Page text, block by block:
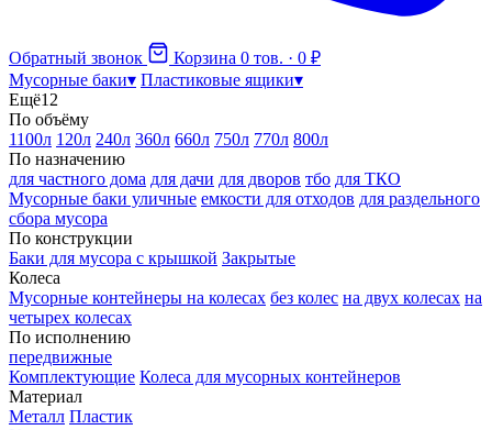
Обратный звонок Корзина 0 тов. · 0 ₽
Мусорные баки▾ Пластиковые ящики▾
Ещё12
По объёму
1100л 120л 240л 360л 660л 750л 770л 800л
По назначению
для частного дома для дачи для дворов тбо для ТКО
Мусорные баки уличные емкости для отходов для раздельного
сбора мусора
По конструкции
Баки для мусора с крышкой Закрытые
Колеса
Мусорные контейнеры на колесах без колес на двух колесах на
четырех колесах
По исполнению
передвижные
Комплектующие Колеса для мусорных контейнеров
Материал
Металл Пластик